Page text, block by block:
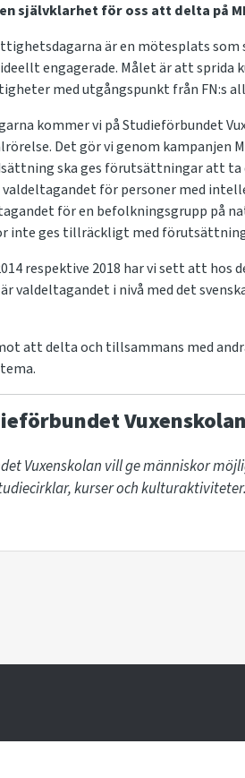
självklarhet för oss att delta på
är en mötesplats
engagerade. Målet är att sprida
med utgångspunkt från FN:s
kommer vi på Studieförbundet
Det gör vi genom kampanjen
ska ges förutsättningar att ta
för personer med
för en befolkningsgrupp på
inte ges tillräckligt med
respektive 2018 har vi sett att hos
valdeltagandet i nivå med det
att delta och tillsammans med
Vuxenskolan
Vuxenskolan vill ge människor
kurser och